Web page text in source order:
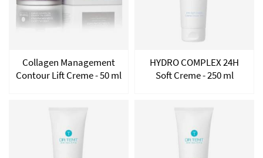
Collagen Management
Contour Lift Creme - 50 ml
HYDRO COMPLEX 24H
Soft Creme - 250 ml